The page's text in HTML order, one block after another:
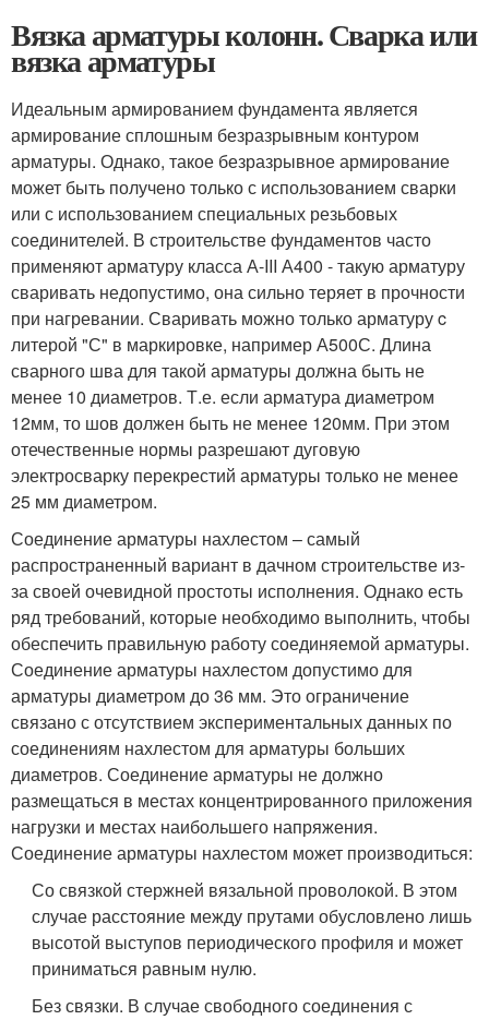
Вязка арматуры колонн. Сварка или
вязка арматуры
Идеальным армированием фундамента является
армирование сплошным безразрывным контуром
арматуры. Однако, такое безразрывное армирование
может быть получено только с использованием сварки
или с использованием специальных резьбовых
соединителей. В строительстве фундаментов часто
применяют арматуру класса А-III А400 - такую арматуру
сваривать недопустимо, она сильно теряет в прочности
при нагревании. Сваривать можно только арматуру c
литерой "С" в маркировке, например А500С. Длина
сварного шва для такой арматуры должна быть не
менее 10 диаметров. Т.е. если арматура диаметром
12мм, то шов должен быть не менее 120мм. При этом
отечественные нормы разрешают дуговую
электросварку перекрестий арматуры только не менее
25 мм диаметром.
Соединение арматуры нахлестом – самый
распространенный вариант в дачном строительстве из-
за своей очевидной простоты исполнения. Однако есть
ряд требований, которые необходимо выполнить, чтобы
обеспечить правильную работу соединяемой арматуры.
Соединение арматуры нахлестом допустимо для
арматуры диаметром до 36 мм. Это ограничение
связано с отсутствием экспериментальных данных по
соединениям нахлестом для арматуры больших
диаметров. Соединение арматуры не должно
размещаться в местах концентрированного приложения
нагрузки и местах наибольшего напряжения.
Соединение арматуры нахлестом может производиться:
Со связкой стержней вязальной проволокой. В этом
случае расстояние между прутами обусловлено лишь
высотой выступов периодического профиля и может
приниматься равным нулю.
Без связки. В случае свободного соединения с